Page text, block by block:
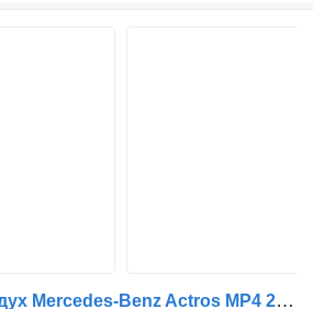
Компресор за въздух Mercedes-Benz Actros MP4 2551 (01.13-) LK4972 за влекач Mercedes-Benz Actros MP4 Antos Arocs (2012-)